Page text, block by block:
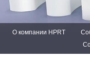
О компании HPRT